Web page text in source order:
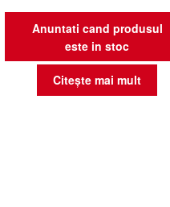
Anuntati cand produsul
este in stoc
Citește mai mult